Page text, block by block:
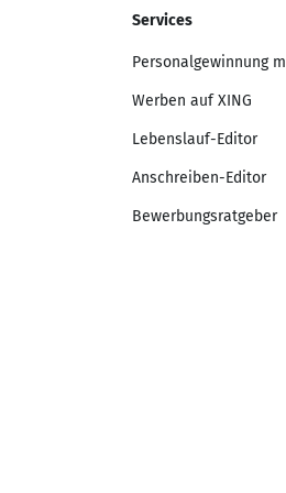
Services
Personalgewinnung
Werben auf XING
Lebenslauf-Editor
Anschreiben-Editor
Bewerbungsratgeber